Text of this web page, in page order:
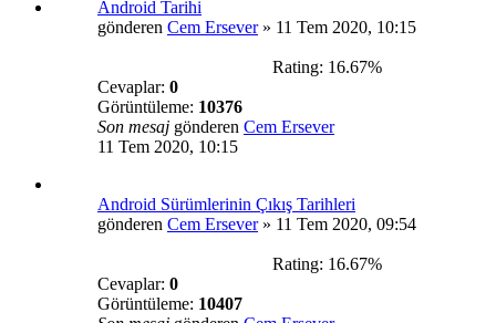
Android Tarihi
gönderen Cem Ersever» 11 Tem 2020, 10:15
Rating: 16.67%
Cevaplar: 0
Görüntüleme: 10376
Son mesaj gönderen Cem Ersever
11 Tem 2020, 10:15
Android Sürümlerinin Çıkış Tarihleri
gönderen Cem Ersever» 11 Tem 2020, 09:54
Rating: 16.67%
Cevaplar: 0
Görüntüleme: 10407